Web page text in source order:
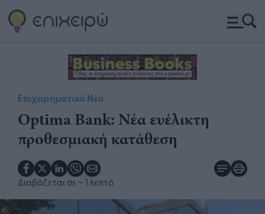
Επιχειρηματικά Νέα
​Optima Bank: Νέα ευέλικτη
προθεσμιακή κατάθεση
Διαβάζεται σε ~ 1 λεπτό